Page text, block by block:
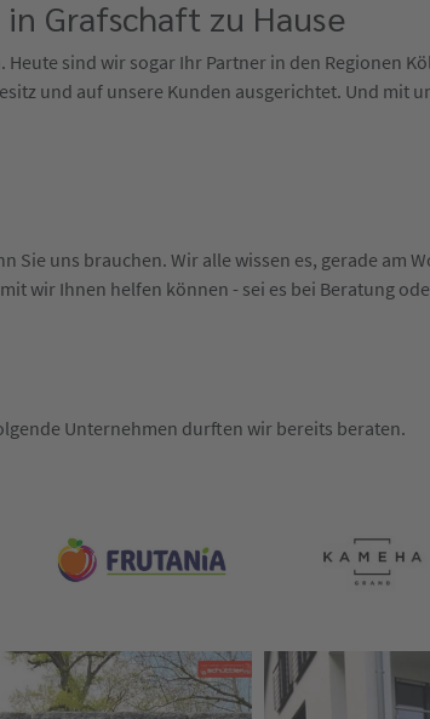
Grafschaft zu Hause
sind wir sogar Ihr Partner in den Regionen
und auf unsere Kunden ausgerichtet. Und mit
Sie uns brauchen. Wir alle wissen es, gerade am
wir Ihnen helfen können - sei es bei Beratung
Unternehmen durften wir bereits beraten.